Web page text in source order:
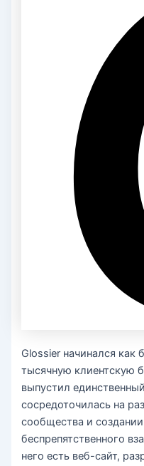
Glossier начинался как
тысячную клиентскую
выпустил
сосредоточилась на
сообщества и создании
беспрепятственного
него есть веб-сайт,